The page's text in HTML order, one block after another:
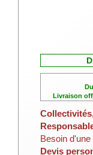
Livraison
Besoin d'une
Devis